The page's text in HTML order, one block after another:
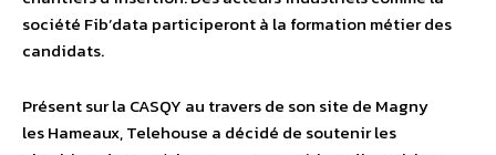
société Fib’data participeront à la formation métier des
candidats.
Présent sur la CASQY au travers de son site de Magny
les Hameaux, Telehouse a décidé de soutenir les